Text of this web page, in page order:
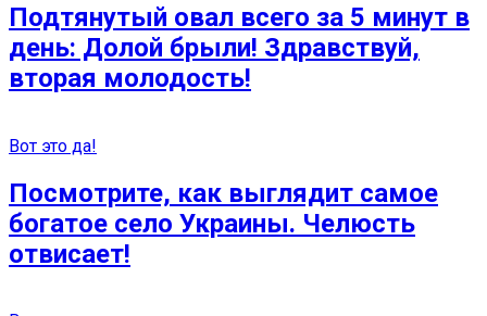
Подтянутый овал всего за 5 минут в
день: Долой брыли! Здравствуй,
вторая молодость!
Вот это да!
Посмотрите, как выглядит самое
богатое село Украины. Челюсть
отвисает!